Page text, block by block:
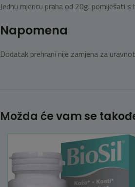
Jednu mjericu praha od 20g. pomiješati
Napomena
Dodatak prehrani nije zamjena za
Možda će vam se